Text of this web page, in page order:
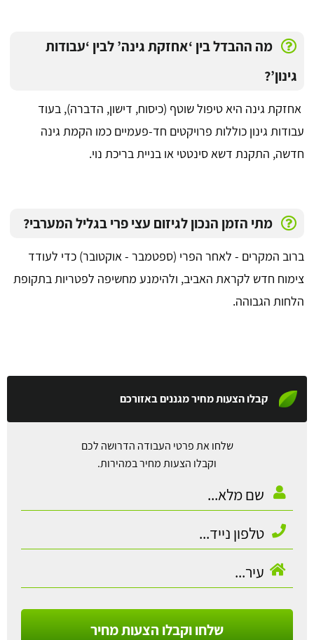
מה ההבדל בין ‘אחזקת גינה’ לבין ‘עבודות
גינון’?
אחזקת גינה היא טיפול שוטף (כיסוח, דישון, הדברה), בעוד
עבודות גינון כוללות פרויקטים חד-פעמיים כמו הקמת גינה
חדשה, התקנת דשא סינטטי או בניית בריכת נוי.
מתי הזמן הנכון לגיזום עצי פרי בגליל המערבי?
ברוב המקרים - לאחר הפרי (ספטמבר - אוקטובר) כדי לעודד
צימוח חדש לקראת האביב, ולהימנע מחשיפה לפטריות בתקופת
הלחות הגבוהה.
קבלו הצעות מחיר מגננים באזורכם
שלחו את פרטי העבודה הדרושה לכם
וקבלו הצעות מחיר במהירות.
שלחו וקבלו הצעות מחיר